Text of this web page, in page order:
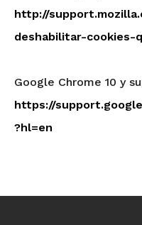
http://
deshabilitar-
Google Chrome 10 y
https://
?hl=en